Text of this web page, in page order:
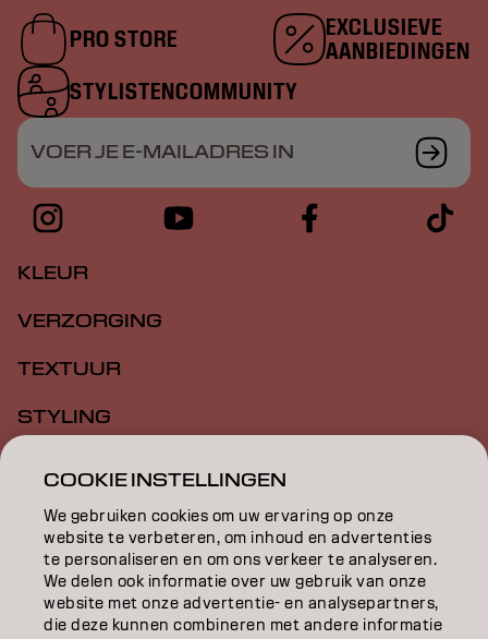
PRO STORE
EXCLUSIEVE
AANBIEDINGEN
STYLISTENCOMMUNITY
VOER JE E-MAILADRES IN
KLEUR
VERZORGING
TEXTUUR
STYLING
EDUCATION
OVER
SALONVINDER
COOKIE INSTELLINGEN
We gebruiken cookies om uw ervaring op onze
website te verbeteren, om inhoud en advertenties
te personaliseren en om ons verkeer te analyseren.
We delen ook informatie over uw gebruik van onze
website met onze advertentie- en analysepartners,
die deze kunnen combineren met andere informatie